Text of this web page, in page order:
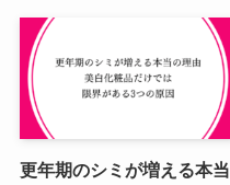
更年期のシミが増える本当